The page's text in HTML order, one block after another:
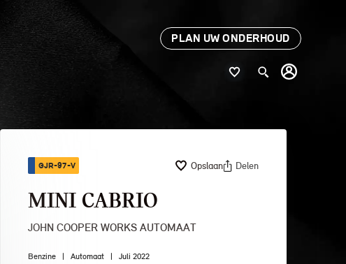
PLAN UW ONDERHOUD
GJR-97-V Opslaan Delen
MINI CABRIO
JOHN COOPER WORKS AUTOMAAT
Benzine | Automaat | Juli 2022